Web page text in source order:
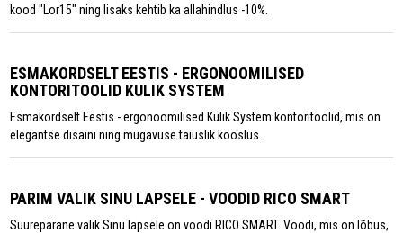
kood "Lor15" ning lisaks kehtib ka allahindlus -10%.
ESMAKORDSELT EESTIS - ERGONOOMILISED
KONTORITOOLID KULIK SYSTEM
Esmakordselt Eestis - ergonoomilised Kulik System kontoritoolid, mis on
elegantse disaini ning mugavuse täiuslik kooslus.
PARIM VALIK SINU LAPSELE - VOODID RICO SMART
Suurepärane valik Sinu lapsele on voodi RICO SMART. Voodi, mis on lõbus,